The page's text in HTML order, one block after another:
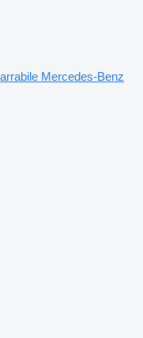
Mercedes-Benz